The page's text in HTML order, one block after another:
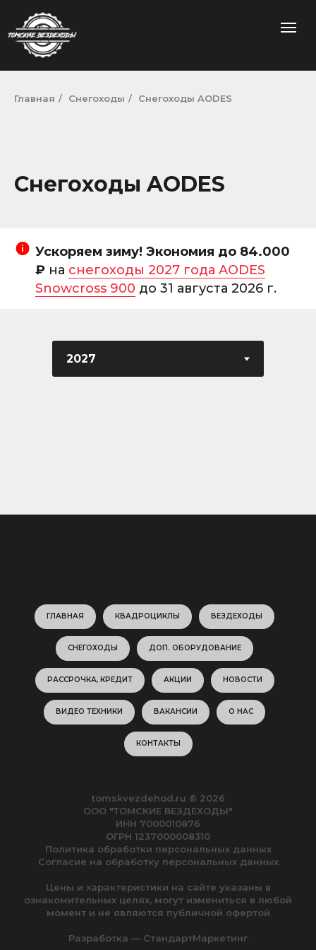
Главная / Снегоходы / Снегоходы AODES
Снегоходы AODES
Ускоряем зиму! Экономия до 84.000
₽ на снегоходы 2027 года AODES
Snowcross 900 до 31 августа 2026 г.
ГЛАВНАЯ КВАДРОЦИКЛЫ ВЕЗДЕХОДЫ
СНЕГОХОДЫ ДОП. ОБОРУДОВАНИЕ
РАССРОЧКА, КРЕДИТ АКЦИИ НОВОСТИ
ВИДЕО ТЕХНИКИ ВАКАНСИИ О НАС
КОНТАКТЫ
tomskvezdehod.ru © 2026
ООО "ТОМСКИЕ ВЕЗДЕХОДЫ"
ИНН 7000010876
ОГРН 1237000008310
Политика обработки персональных данных
Согласие на обработку персональных данных
Цены и характеристики на сайте указаны в
ознакомительных целях, могут измениться в любой
момент и не являются публичной офертой
Разработка — СтандартМаркетинг